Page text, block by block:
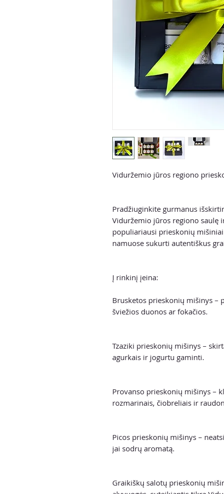
Viduržemio jūros regiono
Pradžiuginkite gurmanus
Viduržemio jūros regiono saulę
populiariausi prieskonių
namuose sukurti autentiškus
Į rinkinį įeina:
Brusketos prieskonių mišinys –
šviežios duonos ar fokačios.
Tzaziki prieskonių mišinys –
agurkais ir jogurtu gaminti.
Provanso prieskonių mišinys –
rozmarinais, čiobreliais ir
Picos prieskonių mišinys –
jai sodrų aromatą.
Graikiškų salotų prieskonių